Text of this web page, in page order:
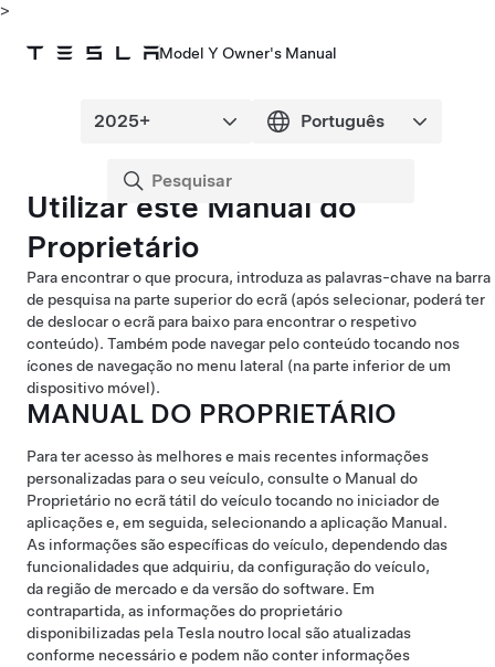
>
Model Y Owner's Manual
Utilizar este Manual do
Proprietário
Para encontrar o que procura, introduza as palavras-chave na barra
de pesquisa na parte superior do ecrã (após selecionar, poderá ter
de deslocar o ecrã para baixo para encontrar o respetivo
conteúdo). Também pode navegar pelo conteúdo tocando nos
ícones de navegação no menu lateral (na parte inferior de um
dispositivo móvel).
MANUAL DO PROPRIETÁRIO
Para ter acesso às melhores e mais recentes informações
personalizadas para o seu veículo, consulte o Manual do
Proprietário no ecrã tátil do veículo tocando no iniciador de
aplicações e, em seguida, selecionando a aplicação Manual.
As informações são específicas do veículo, dependendo das
funcionalidades que adquiriu, da configuração do veículo,
da região de mercado e da versão do software. Em
contrapartida, as informações do proprietário
disponibilizadas pela Tesla noutro local são atualizadas
conforme necessário e podem não conter informações